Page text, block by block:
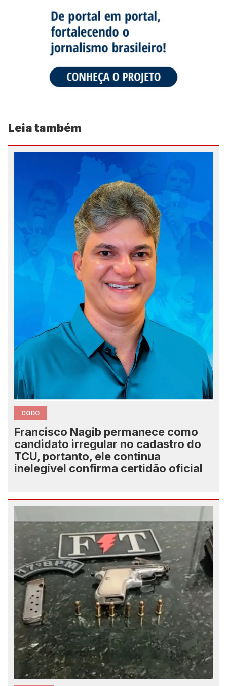
Leia também
CODO
Francisco Nagib permanece como
candidato irregular no cadastro do
TCU, portanto, ele continua
inelegível confirma certidão oficial